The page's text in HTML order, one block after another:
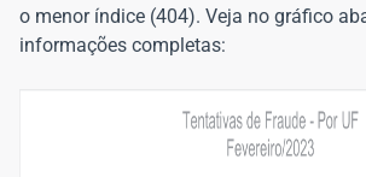
o menor índice (404). Veja no gráfico
informações completas: